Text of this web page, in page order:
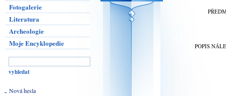
Fotogalerie
Literatura
Archeologie
Moje Encyklopedie
Nová hesla
POPIS